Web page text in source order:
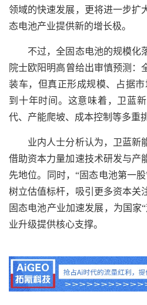
领域的快速发展，更将进一步扩
态电池产业提供新的增长极。
不过，全固态电池的规模化
院士欧阳明高曾给出审慎预测：
装车，但真正形成规模、占据
到十年时间。这意味着，卫蓝
代、产能爬坡、成本控制等多重
业内人士分析认为，卫蓝新
借助资本力量加速技术研发与产
先地位。同时，“固态电池第一
树立估值标杆，吸引更多资本关
固态电池产业加速发展，为国家
业升级提供核心支撑。